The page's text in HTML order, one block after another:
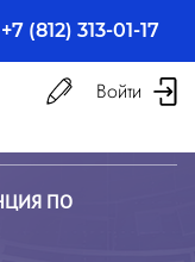
+7 (812) 313-01-17
Войти
ПО